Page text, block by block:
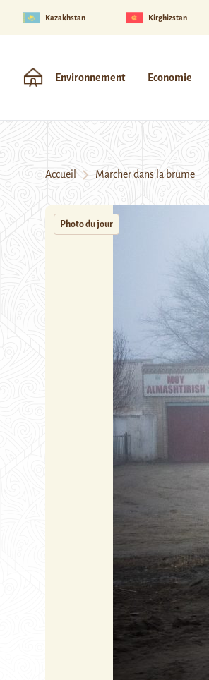
Kazakhstan Kirghizstan
Environnement Economie
Accueil Marcher dans la brume
Photo du jour